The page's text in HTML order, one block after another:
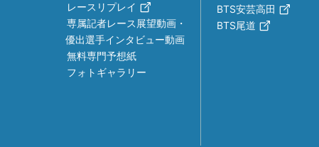
レースリプレイ
専属記者レース展望動画・
優出選手インタビュー動画
無料専門予想紙
フォトギャラリー
BTS安芸高田
BTS尾道